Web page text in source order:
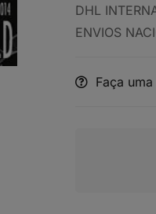
DHL
ENVIOS
Faça